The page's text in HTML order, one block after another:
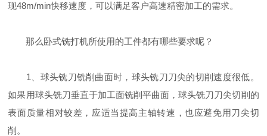
现48m/min快移速度，可以满足客户高速精密加工的需求。
那么卧式铣打机所使用的工件都有哪些要求呢？
1、球头铣刀铣削曲面时，球头铣刀刀尖的切削速度很低。
如果用球头铣刀垂直于加工面铣削平曲面，球头铣刀刀尖切削的
表面质量相对较差，应适当提高主轴转速，也应避免用刀尖切
削。